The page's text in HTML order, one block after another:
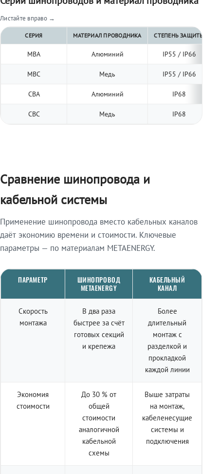
Листайте вправо →
СЕРИЯ МАТЕРИАЛ ПРОВОДНИКА СТЕПЕНЬ ЗАЩИТЫ
МВА Алюминий IP55 / IP66
МВС Медь IP55 / IP66
СВА Алюминий IP68
СВС Медь IP68
Сравнение шинопровода и
кабельной системы
Применение шинопровода вместо кабельных каналов
даёт экономию времени и стоимости. Ключевые
параметры — по материалам METAENERGY.
ПАРАМЕТР
ШИНОПРОВОД
METAENERGY
КАБЕЛЬНЫЙ
КАНАЛ
Скорость
монтажа
В два раза
быстрее за счёт
готовых секций
и крепежа
Более
длительный
монтаж с
разделкой и
прокладкой
каждой линии
Экономия
стоимости
До 30 % от
общей
стоимости
аналогичной
кабельной
схемы
Выше затраты
на монтаж,
кабеленесущие
системы и
подключения